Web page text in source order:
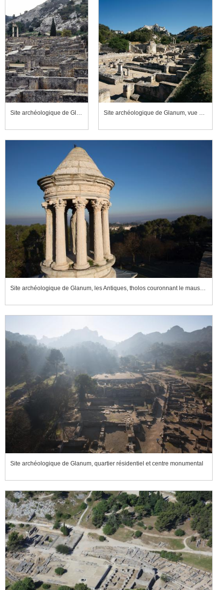
Site archéologique de Glanum, vue en direction de la maison de Cybèle et d'Atys et du petit temple géminé Site archéologique de Glanum, vue en direction du centre monumental depuis le quartier résidentiel
Site archéologique de Glanum, les Antiques, tholos couronnant le mausolée
Site archéologique de Glanum, quartier résidentiel et centre monumental